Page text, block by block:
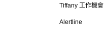
Tiffany 工作機會
Alertline